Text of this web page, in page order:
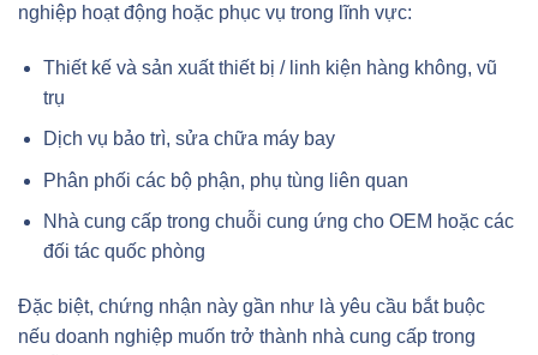
nghiệp hoạt động hoặc phục vụ trong lĩnh vực:
Thiết kế và sản xuất thiết bị / linh kiện hàng không, vũ
trụ
Dịch vụ bảo trì, sửa chữa máy bay
Phân phối các bộ phận, phụ tùng liên quan
Nhà cung cấp trong chuỗi cung ứng cho OEM hoặc các
đối tác quốc phòng
Đặc biệt, chứng nhận này gần như là yêu cầu bắt buộc
nếu doanh nghiệp muốn trở thành nhà cung cấp trong